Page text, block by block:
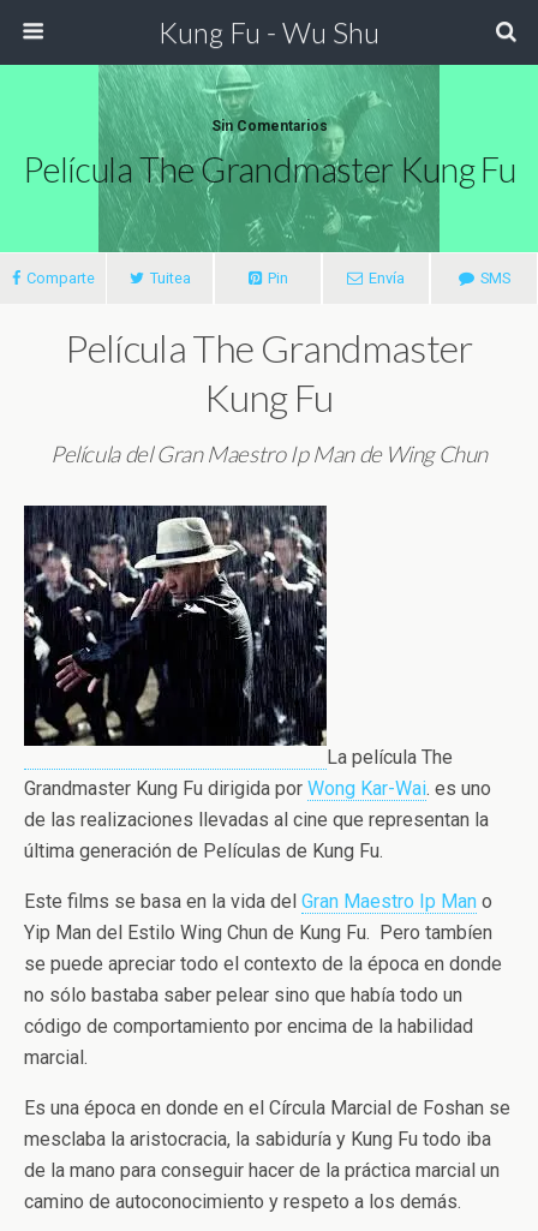
Kung Fu - Wu Shu
Sin Comentarios
Película The Grandmaster Kung Fu
Comparte Tuitea Pin Envía SMS
Película The Grandmaster
Kung Fu
Película del Gran Maestro Ip Man de Wing Chun
La película The
Grandmaster Kung Fu dirigida por Wong Kar-Wai. es uno
de las realizaciones llevadas al cine que representan la
última generación de Películas de Kung Fu.
Este films se basa en la vida del Gran Maestro Ip Man o
Yip Man del Estilo Wing Chun de Kung Fu. Pero tambíen
se puede apreciar todo el contexto de la época en donde
no sólo bastaba saber pelear sino que había todo un
código de comportamiento por encima de la habilidad
marcial.
Es una época en donde en el Círcula Marcial de Foshan se
mesclaba la aristocracia, la sabiduría y Kung Fu todo iba
de la mano para conseguir hacer de la práctica marcial un
camino de autoconocimiento y respeto a los demás.